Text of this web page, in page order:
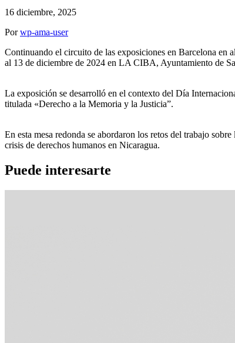
16 diciembre, 2025
Por wp-ama-user
Continuando el circuito de las exposiciones en Barcelona en
al 13 de diciembre de 2024 en LA CIBA, Ayuntamiento de
La exposición se desarrolló en el contexto del Día
titulada «Derecho a la Memoria y la Justicia”.
En esta mesa redonda se abordaron los retos del trabajo
crisis de derechos humanos en Nicaragua.
Puede interesarte